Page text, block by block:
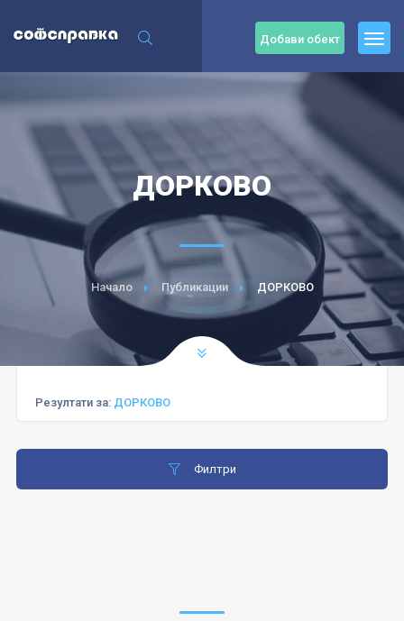
Добави обект
ДОРКОВО
Начало Публикации ДОРКОВО
Резултати за: ДОРКОВО
Филтри